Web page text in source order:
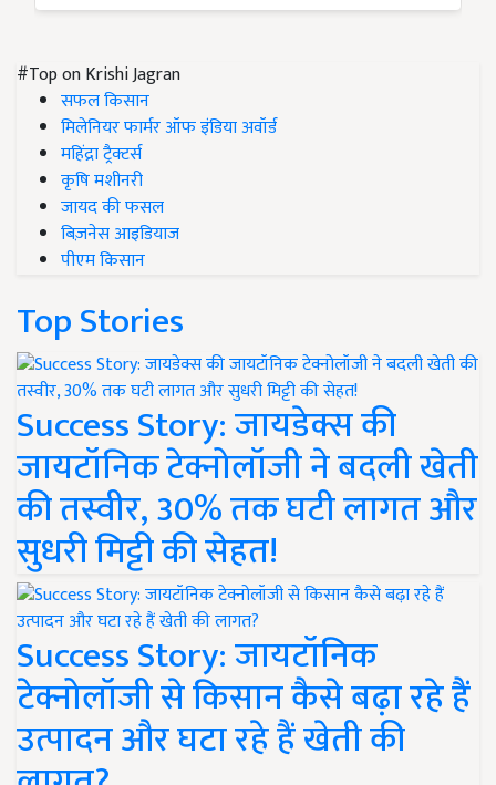
#Top on Krishi Jagran
सफल किसान
मिलेनियर फार्मर ऑफ इंडिया अवॉर्ड
महिंद्रा ट्रैक्टर्स
कृषि मशीनरी
जायद की फसल
बिज़नेस आइडियाज
पीएम किसान
Top Stories
Success Story: जायडेक्स की
जायटॉनिक टेक्नोलॉजी ने बदली खेती
की तस्वीर, 30% तक घटी लागत और
सुधरी मिट्टी की सेहत!
Success Story: जायटॉनिक
टेक्नोलॉजी से किसान कैसे बढ़ा रहे हैं
उत्पादन और घटा रहे हैं खेती की